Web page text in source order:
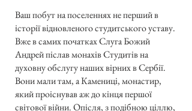
Ваш побут на поселеннях не перший в
історії відновленого студитського уставу.
Вже в самих початках Слуга Божий
Андрей післав монахів Студитів на
духовну обслугу наших вірних в Сербії.
Вони мали там, а Камениці, монастир,
який проіснував аж до кінця першої
світової війни. Опісля, з подібною ціллю,